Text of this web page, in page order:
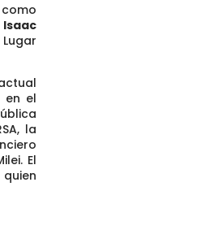
Isaac
en el
la
El